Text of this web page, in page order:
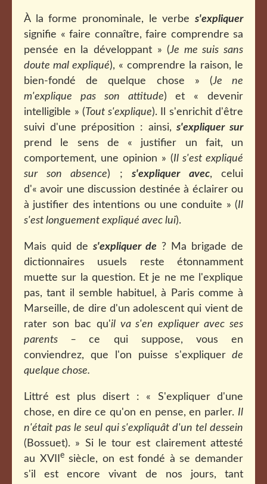
À la forme pronominale, le verbe s'expliquer
signifie « faire connaître, faire comprendre sa
pensée en la développant » (Je me suis sans
doute mal expliqué), « comprendre la raison, le
bien-fondé de quelque chose » (Je ne
m'explique pas son attitude) et « devenir
intelligible » (Tout s'explique). Il s'enrichit d'être
suivi d'une préposition : ainsi,s'expliquer sur
prend le sens de « justifier un fait, un
comportement, une opinion » (Il s'est expliqué
sur son absence) ; s'expliquer avec, celui
d'« avoir une discussion destinée à éclairer ou
à justifier des intentions ou une conduite » (Il
s'est longuement expliqué avec lui).
Mais quid de s'expliquer de ? Ma brigade de
dictionnaires usuels reste étonnamment
muette sur la question. Et je ne me l'explique
pas, tant il semble habituel, à Paris comme à
Marseille, de dire d'un adolescent qui vient de
rater son bac qu'il va s'en expliquer avec ses
parents –ce qui suppose, vous en
conviendrez, que l'on puisse s'expliquer de
quelque chose.
Littré est plus disert : « S'expliquer d'une
chose, en dire ce qu'on en pense, en parler. Il
n'était pas le seul qui s'expliquât d'un tel dessein
(Bossuet). » Si le tour est clairement attesté
au XVII
esiècle, on est fondé à se demander
s'il est encore vivant de nos jours, tant